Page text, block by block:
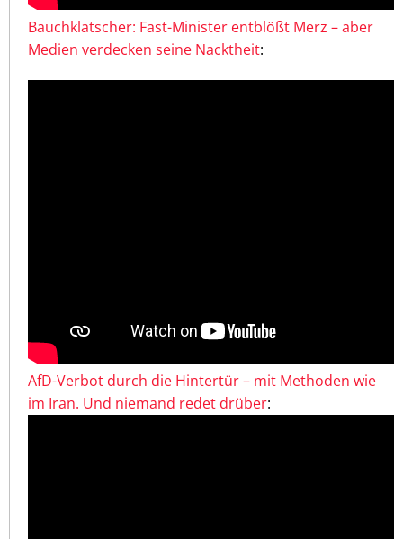
Bauchklatscher: Fast-Minister entblößt Merz – aber
Medien verdecken seine Nacktheit:
AfD-Verbot durch die Hintertür – mit Methoden wie
im Iran. Und niemand redet drüber: